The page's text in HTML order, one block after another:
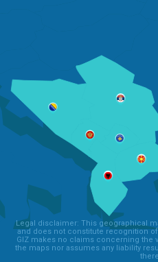
Legal disclaimer: This geographical
and does not constitute recognition
GIZ makes no claims concerning the
the maps nor assumes any liability